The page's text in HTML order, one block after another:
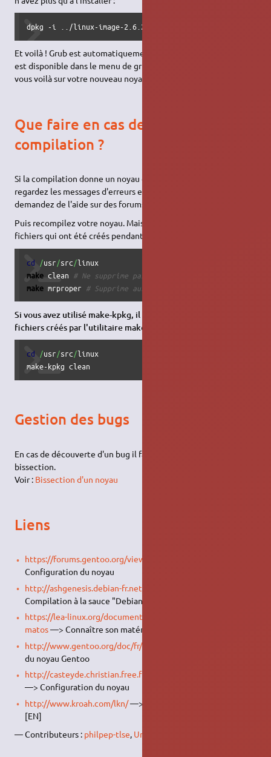
dpkg -i ../linux-image-2.6.24-perso.deb
Et voilà ! Grub est automatiquement mis à jour et votre noyau
est disponible dans le menu de grub. Un petit réamorçage et
vous voilà sur votre nouveau noyau.
Que faire en cas de mauvaise
compilation ?
Si la compilation donne un noyau qui ne fonctionne pas bien,
regardez les messages d'erreurs et allez faire des recherches et
demandez de l'aide sur des forums ou sur
Puis recompilez votre noyau. Mais avant il faut supprimer les
fichiers qui ont été créés pendant la compilation :
cd /usr/src/
make clean # Ne supprime pas le .config
make mrproper # Supprime aussi le .config
Si vous avez utilisé make-kpkg, il faut aussi supprimer les
fichiers créés par l'utilitaire make-kpkg
cd /usr/src/linux
make-kpkg clean
Gestion des bugs
En cas de découverte d'un bug il faut commencer par une
bissection.
Voir : Bissection d'un noyau
Liens
https://forums.gentoo.org/viewtopic-t-555623.html
Configuration du noyau
http://ashgenesis.debian-fr.net/tutorial/kernel/
Compilation à la sauce "Debian"
https://lea-linux.org/documentations/Hardware-hard_plus-
matos—> Connaître son matériel
http://www.gentoo.org/doc/fr/gentoo-kernel.xml
du noyau Gentoo
http://casteyde.christian.free.fr/system/linux/guide/online/
—> Configuration du noyau
http://www.kroah.com/lkn/—> Linux Kernel in a Nutshell
[EN]
— Contributeurs : philpep-tlse, Urhixidur